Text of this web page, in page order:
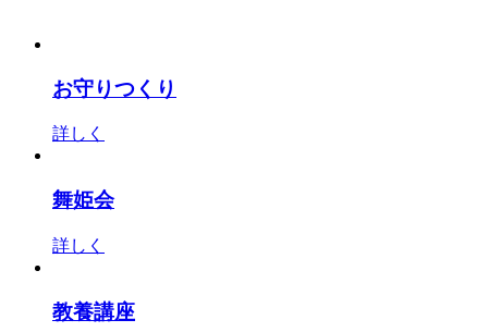
お守りつくり
詳しく
舞姫会
詳しく
教養講座